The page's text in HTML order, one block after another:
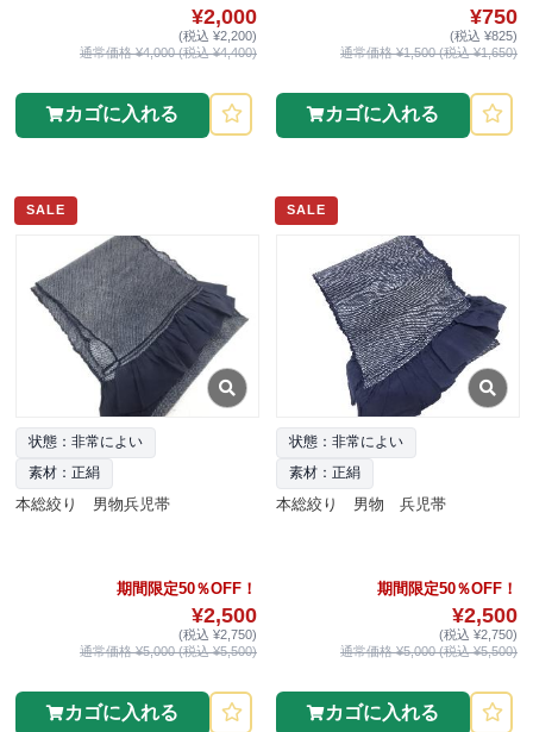
¥2,000
(税込 ¥2,200)
通常価格 ¥4,000 (税込 ¥4,400)
カゴに入れる
¥750
(税込 ¥825)
通常価格 ¥1,500 (税込 ¥1,650)
カゴに入れる
SALE
状態：非常によい
素材：正絹
本総絞り 男物兵児帯
期間限定50％OFF！
¥2,500
(税込 ¥2,750)
通常価格 ¥5,000 (税込 ¥5,500)
カゴに入れる
SALE
状態：非常によい
素材：正絹
本総絞り 男物 兵児帯
期間限定50％OFF！
¥2,500
(税込 ¥2,750)
通常価格 ¥5,000 (税込 ¥5,500)
カゴに入れる